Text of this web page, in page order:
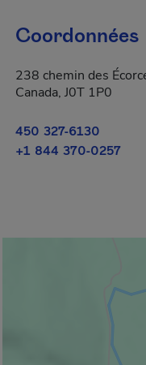
Coordonnées
238 chemin des
Canada, J0T 1P0
450 327-6130
+1 844 370-0257